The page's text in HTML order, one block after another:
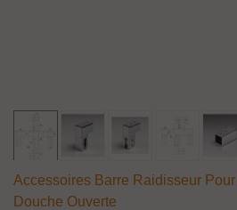
Accessoires Barre Raidisseur
Douche Ouverte